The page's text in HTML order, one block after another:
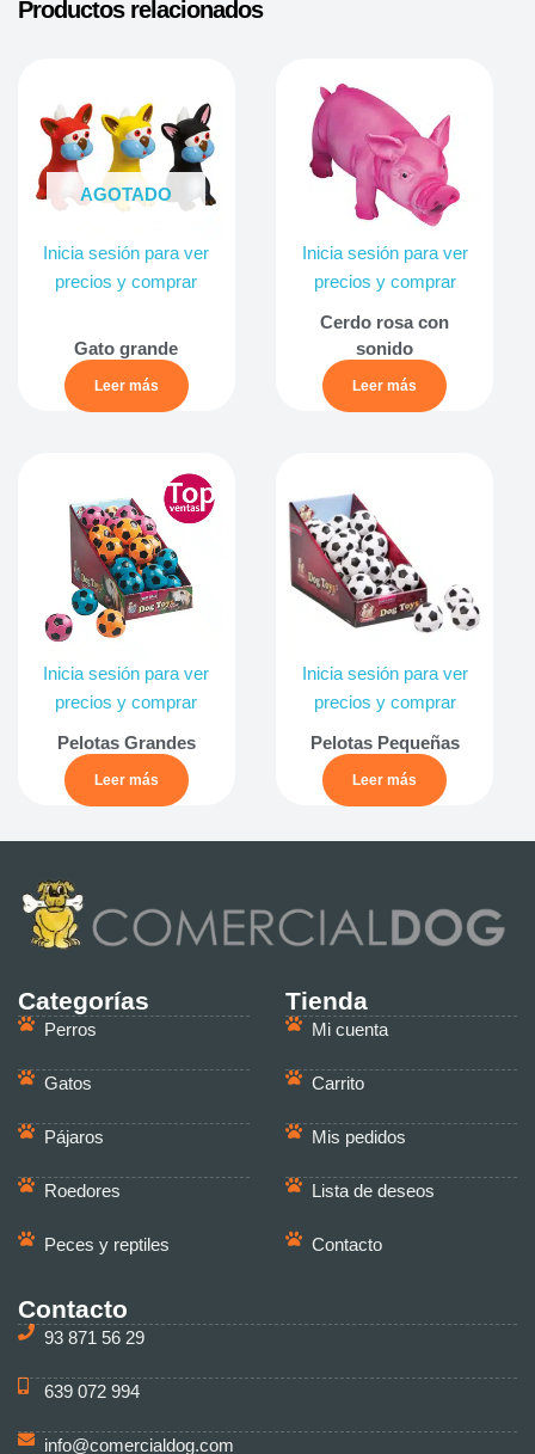
Productos relacionados
AGOTADO
Inicia sesión para ver
precios y comprar
Gato grande
Leer más
Inicia sesión para ver
precios y comprar
Cerdo rosa con
sonido
Leer más
Inicia sesión para ver
precios y comprar
Pelotas Grandes
Leer más
Inicia sesión para ver
precios y comprar
Pelotas Pequeñas
Leer más
Categorías
Perros
Gatos
Pájaros
Roedores
Peces y reptiles
Tienda
Mi cuenta
Carrito
Mis pedidos
Lista de deseos
Contacto
Contacto
93 871 56 29
639 072 994
info@comercialdog.com